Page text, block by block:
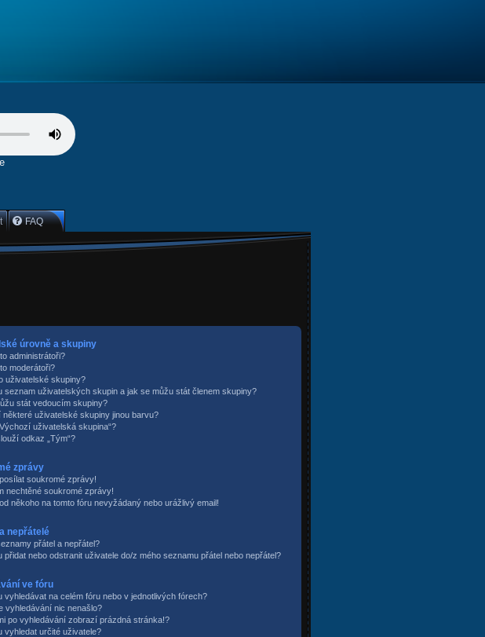
FAQ
úrovně a skupiny
administrátoři?
moderátoři?
uživatelské skupiny?
seznam uživatelských skupin a jak se můžu stát členem skupiny?
stát vedoucím skupiny?
některé uživatelské skupiny jinou barvu?
uživatelská skupina“?
odkaz „Tým“?
zprávy
soukromé zprávy!
nechtěné soukromé zprávy!
někoho na tomto fóru nevyžádaný nebo urážlivý email!
nepřátelé
přátel a nepřátel?
přidat nebo odstranit uživatele do/z mého seznamu přátel nebo nepřátel?
ve fóru
vyhledávat na celém fóru nebo v jednotlivých fórech?
vyhledávání nic nenašlo?
po vyhledávání zobrazí prázdná stránka!?
vyhledat určité uživatele?